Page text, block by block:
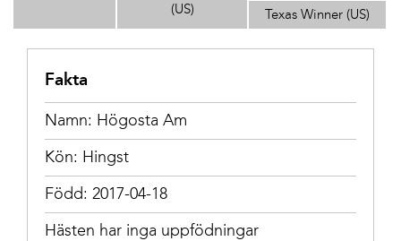
(US)
Texas Winner (US)
Fakta
Namn: Högosta Am
Kön: Hingst
Född: 2017-04-18
Hästen har inga uppfödningar